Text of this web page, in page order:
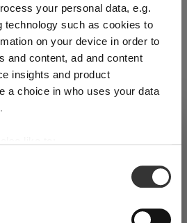
your personal data, e.g.
technology such as cookies to
on your device in order to
and content, ad and content
insights and product
a choice in who uses your data
accurate to within several
by actively scanning it for
2 Stück.
Zölle in diesem Shop gelten für